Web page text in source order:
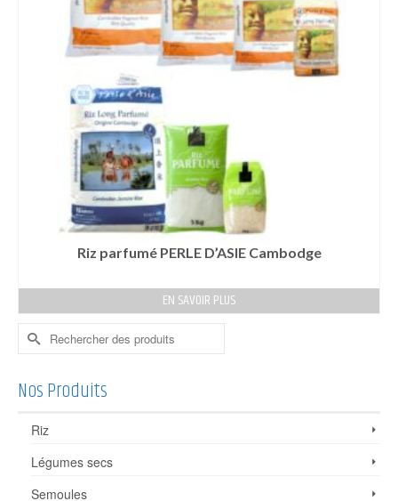
Riz parfumé PERLE D’ASIE Cambodge
EN SAVOIR PLUS
Rechercher :
Nos Produits
Riz
Légumes secs
Semoules